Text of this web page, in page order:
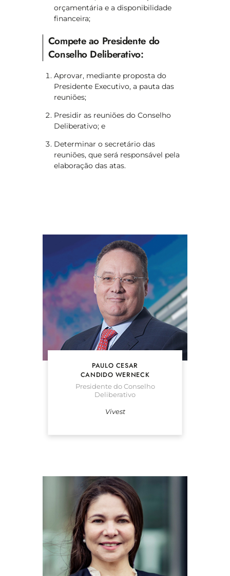
orçamentária e a disponibilidade
financeira;
Compete ao Presidente do
Conselho Deliberativo:
Aprovar, mediante proposta do
Presidente Executivo, a pauta das
reuniões;
Presidir as reuniões do Conselho
Deliberativo; e
Determinar o secretário das
reuniões, que será responsável pela
elaboração das atas.
PAULO CESAR
CANDIDO WERNECK
Presidente do Conselho
Deliberativo
Vivest